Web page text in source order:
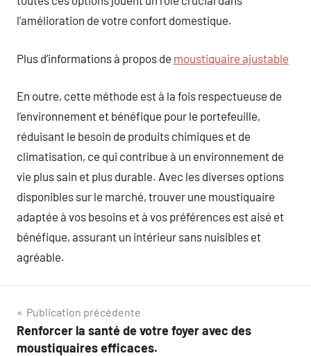
l’amélioration de votre confort domestique.
Plus d’informations à propos de moustiquaire ajustable
En outre, cette méthode est à la fois respectueuse de
l’environnement et bénéfique pour le portefeuille,
réduisant le besoin de produits chimiques et de
climatisation, ce qui contribue à un environnement de
vie plus sain et plus durable. Avec les diverses options
disponibles sur le marché, trouver une moustiquaire
adaptée à vos besoins et à vos préférences est aisé et
bénéfique, assurant un intérieur sans nuisibles et
agréable.
Navigation
de
Publication précédente
Renforcer la santé de votre foyer avec des
moustiquaires efficaces.